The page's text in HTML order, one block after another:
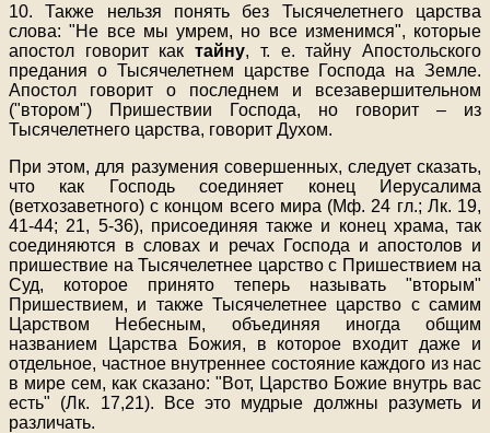
10. Также нельзя понять без Тысячелетнего царства
слова: "Не все мы умрем, но все изменимся", которые
апостол говорит кактайну, т. е. тайну Апостольского
предания о Тысячелетнем царстве Господа на Земле.
Апостол говорит о последнем и всезавершительном
("втором") Пришествии Господа, но говорит – из
Тысячелетнего царства, говорит Духом.
При этом, для разумения совершенных, следует сказать,
что как Господь соединяет конец Иерусалима
(ветхозаветного) с концом всего мира (Мф. 24 гл.; Лк. 19,
41-44; 21, 5-36), присоединяя также и конец храма, так
соединяются в словах и речах Господа и апостолов и
пришествие на Тысячелетнее царство с Пришествием на
Суд, которое принято теперь называть "вторым"
Пришествием, и также Тысячелетнее царство с самим
Царством Небесным, объединяя иногда общим
названием Царства Божия, в которое входит даже и
отдельное, частное внутреннее состояние каждого из нас
в мире сем, как сказано: "Вот, Царство Божие внутрь вас
есть" (Лк. 17,21). Все это мудрые должны разуметь и
различать.